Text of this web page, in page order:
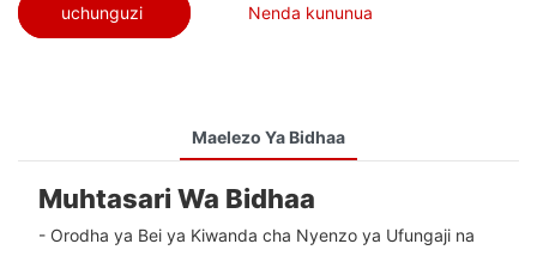
uchunguzi Nenda kununua
Maelezo Ya Bidhaa
Muhtasari Wa Bidhaa
- Orodha ya Bei ya Kiwanda cha Nyenzo ya Ufungaji na